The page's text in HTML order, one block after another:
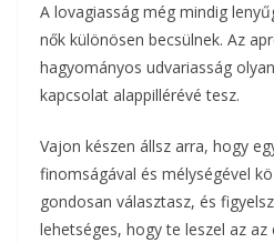
A lovagiasság még mindig
nők különösen becsülnek. Az
hagyományos udvariasság
kapcsolat alappillérévé tesz.
Vajon készen állsz arra, hogy
finomságával és mélységével
gondosan választasz, és
lehetséges, hogy te leszel az